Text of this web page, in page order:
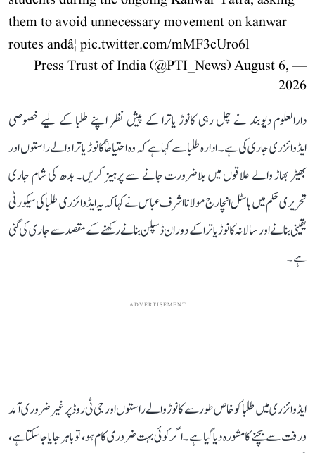
them to avoid unnecessary movement on kanwar
routes andâ¦ pic.twitter.com/mMF3cUro6l
— Press Trust of India (@PTI_News)
August 6,
2026
دارالعلوم دیوبند نے چل رہی کانوڑ یاترا کے پیش نظر اپنے طلبا کے لیے خصوصی
ایڈوائزری جاری کی ہے۔ ادارہ طلبا سے کہا ہے کہ وہ احتیاطاً کانوڑ یاترا والے راستوں اور
بھیڑ بھاڑ والے علاقوں میں بلاضرورت جانے سے پرہیز کریں۔ بدھ کی شام جاری
تحریری حکم میں ہاسٹل انچارج مولانا اشرف عباس نے کہا کہ یہ ایڈوائزری طلبا کی سیکورٹی
یقینی بنانے اور سالانہ کانوڑ یاترا کے دوران ڈسپلن بنانے رکھنے کے مقصد سے جاری کی گئی
ہے۔
ADVERTISEMENT
ایڈوائزری میں طلبا کو خاص طور سے کانوڑ والے راستوں اور جی ٹی روڈ پر غیر ضروری آمد
و رفت سے بچنے کا مشورہ دیا گیا ہے۔ اگر کوئی بہت ضروری کام ہو، تو باہر جایا جا سکتا ہے،